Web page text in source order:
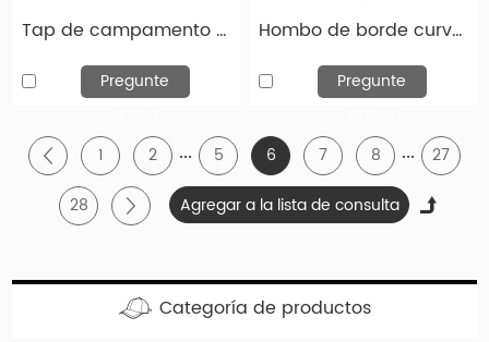
¿Cómo personalizas un sombrero?
Si necesita tapas personalizadas de alta calidad, ha
venido al lugar correcto. Hengxing Caps Factory
su propio sombrero. Puede elegir entre numerosos
sombreros diferentes, que difieren tanto en el tipo
de modelo como en el color. El logotipo o diseño de
su empresa se puede imprimir o bordar en estos
Tap de campamento de camionero personalizado de 5 paneles de 5 paneles negros con strapbak
Pregunte
Hombo de borde curvado de 5 paneles de perfil bajo 5 panel de panel con estilo de borde de béisbol
Pregunte
1
2 ... 5 6 7 8 ...
27
28
Categoría de productos